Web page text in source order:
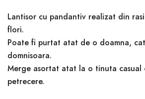
Lantisor cu pandantiv realizat din
flori.
Poate fi purtat atat de o doamna,
domnisoara.
Merge asortat atat la o tinuta casual
petrecere.